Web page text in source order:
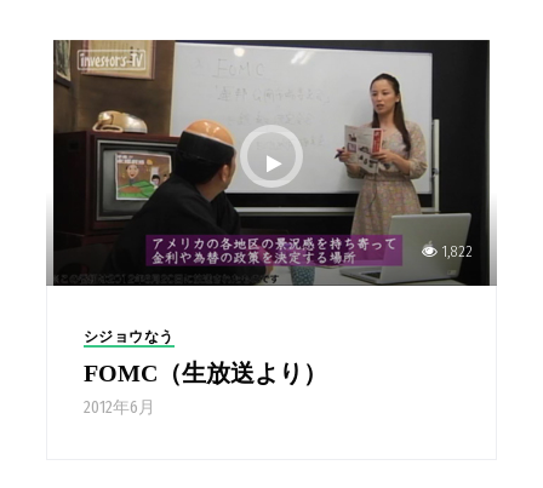
1,822
シジョウなう
FOMC（生放送より）
2012年6月